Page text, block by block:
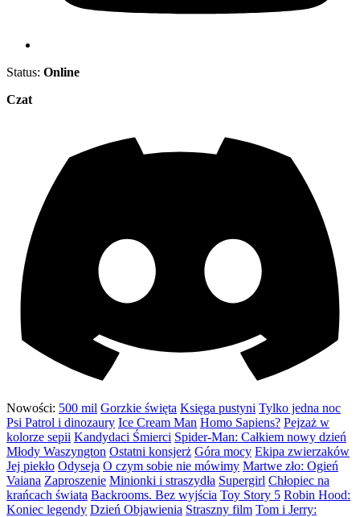
Status: Online
Czat
Nowości: 500 mil Gorzkie święta Księga pustyni Tylko jedna noc
Psi Patrol i dinozaury Ice Cream Man Homo Sapiens? Pejzaż w
kolorze sepii Kandydaci Śmierci Spider-Man: Całkiem nowy dzień
Młody Waszyngton Ostatni konsjerż Góra mocy Ekipa zwierzaków
Jej piekło Odyseja O czym sobie nie mówimy Martwe zło: Ogień
Vaiana Zaproszenie Minionki i straszydła Supergirl Chłopiec na
krańcach świata Backrooms. Bez wyjścia Toy Story 5 Robin Hood:
Koniec legendy Dzień Objawienia Straszny film Tom i Jerry: